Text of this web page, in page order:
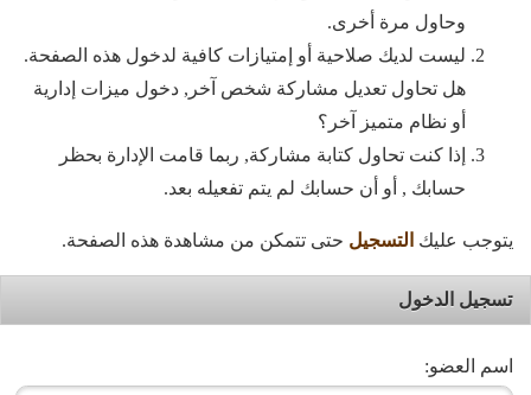
وحاول مرة أخرى.
ليست لديك صلاحية أو إمتيازات كافية لدخول هذه الصفحة.
هل تحاول تعديل مشاركة شخص آخر, دخول ميزات إدارية
أو نظام متميز آخر؟
إذا كنت تحاول كتابة مشاركة, ربما قامت الإدارة بحظر
حسابك , أو أن حسابك لم يتم تفعيله بعد.
يتوجب عليك التسجيل حتى تتمكن من مشاهدة هذه الصفحة.
تسجيل الدخول
اسم العضو: